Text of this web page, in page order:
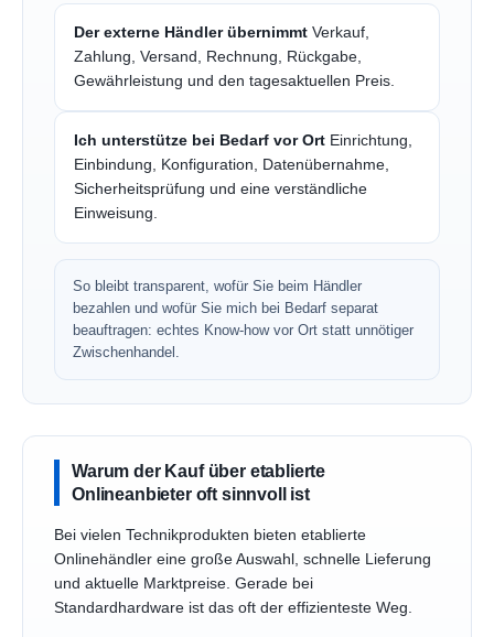
Der externe Händler übernimmt Verkauf,
Zahlung, Versand, Rechnung, Rückgabe,
Gewährleistung und den tagesaktuellen Preis.
Ich unterstütze bei Bedarf vor Ort Einrichtung,
Einbindung, Konfiguration, Datenübernahme,
Sicherheitsprüfung und eine verständliche
Einweisung.
So bleibt transparent, wofür Sie beim Händler
bezahlen und wofür Sie mich bei Bedarf separat
beauftragen: echtes Know-how vor Ort statt unnötiger
Zwischenhandel.
Warum der Kauf über etablierte
Onlineanbieter oft sinnvoll ist
Bei vielen Technikprodukten bieten etablierte
Onlinehändler eine große Auswahl, schnelle Lieferung
und aktuelle Marktpreise. Gerade bei
Standardhardware ist das oft der effizienteste Weg.